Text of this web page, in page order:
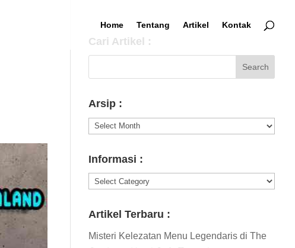
Home Tentang Artikel Kontak
Cari Artikel :
Arsip :
Arsip
Informasi :
Informasi
Artikel Terbaru :
Misteri Kelezatan Menu Legendaris di The